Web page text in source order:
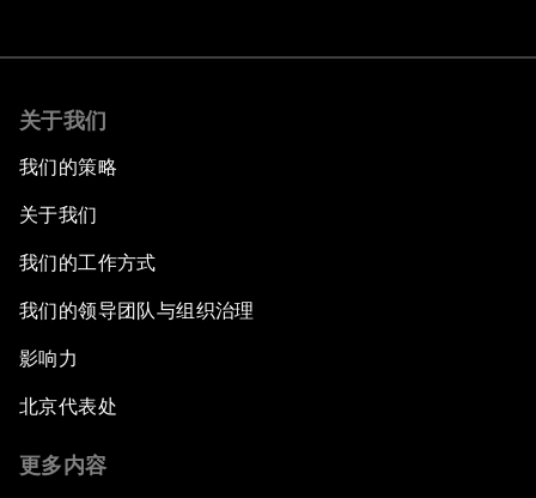
关于我们
我们的策略
关于我们
我们的工作方式
我们的领导团队与组织治理
影响力
北京代表处
更多内容